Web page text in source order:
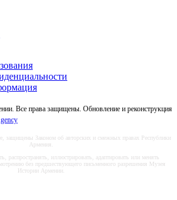
Все права защищены. Обновление и реконструкция
защищены Законом об авторских и смежных правах Республики
Армения.
распространять, иллюстрировать, адаптировать или менять
без предшествующего письменного разрешения Музея
Истории Армении.